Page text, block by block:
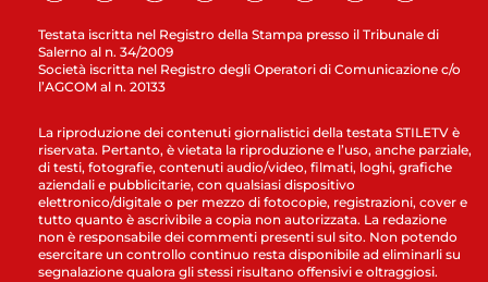
Testata iscritta nel Registro della Stampa presso il Tribunale di
Salerno al n. 34/2009
Società iscritta nel Registro degli Operatori di Comunicazione c/o
l’AGCOM al n. 20133
La riproduzione dei contenuti giornalistici della testata STILETV è
riservata. Pertanto, è vietata la riproduzione e l’uso, anche parziale,
di testi, fotografie, contenuti audio/video, filmati, loghi, grafiche
aziendali e pubblicitarie, con qualsiasi dispositivo
elettronico/digitale o per mezzo di fotocopie, registrazioni, cover e
tutto quanto è ascrivibile a copia non autorizzata. La redazione
non è responsabile dei commenti presenti sul sito. Non potendo
esercitare un controllo continuo resta disponibile ad eliminarli su
segnalazione qualora gli stessi risultano offensivi e oltraggiosi.